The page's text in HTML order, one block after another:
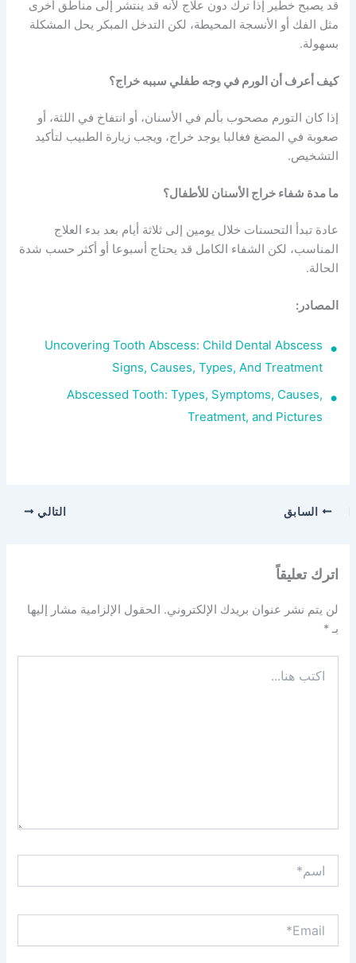
قد يصبح خطير إذا ترك دون علاج لأنه قد ينتشر إلى مناطق أخرى
مثل الفك أو الأنسجة المحيطة، لكن التدخل المبكر يحل المشكلة
بسهولة.
كيف أعرف أن الورم في وجه طفلي سببه خراج؟
إذا كان التورم مصحوب بألم في الأسنان، أو انتفاخ في اللثة، أو
صعوبة في المضغ فغالبا يوجد خراج، ويجب زيارة الطبيب لتأكيد
التشخيص.
ما مدة شفاء خراج الأسنان للأطفال؟
عادة تبدأ التحسنات خلال يومين إلى ثلاثة أيام بعد بدء العلاج
المناسب، لكن الشفاء الكامل قد يحتاج أسبوعا أو أكثر حسب شدة
الحالة.
المصادر:
Uncovering Tooth Abscess: Child Dental Abscess
Signs, Causes, Types, And Treatment
Abscessed Tooth: Types, Symptoms, Causes,
Treatment, and Pictures
السابق التالي
اترك تعليقاً
لن يتم نشر عنوان بريدك الإلكتروني. الحقول الإلزامية مشار إليها
بـ*
هنا...